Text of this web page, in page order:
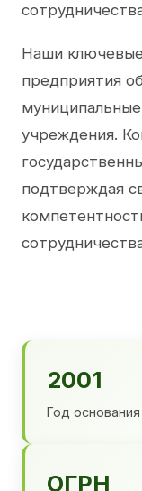
Наши
предприятия
учреждения.
подтверждая
2001
Год основания
ОГРН